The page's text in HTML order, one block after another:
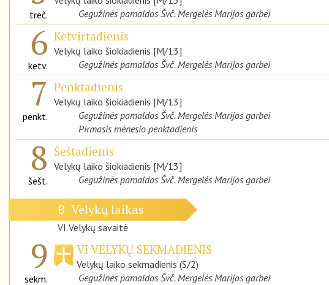
treč.
Gegužinės pamaldos Švč. Mergelės Marijos garbei
6
ketv.
Ketvirtadienis
Velykų laiko šiokiadienis [M/13]
Gegužinės pamaldos Švč. Mergelės Marijos garbei
7
penkt.
Penktadienis
Velykų laiko šiokiadienis [M/13]
Gegužinės pamaldos Švč. Mergelės Marijos garbei
Pirmasis mėnesio penktadienis
8
šešt.
Šeštadienis
Velykų laiko šiokiadienis [M/13]
Gegužinės pamaldos Švč. Mergelės Marijos garbei
B Velykų laikas
VI Velykų savaitė
9
sekm.
VI VELYKŲ SEKMADIENIS
Velykų laiko sekmadienis (S/2)
Gegužinės pamaldos Švč. Mergelės Marijos garbei